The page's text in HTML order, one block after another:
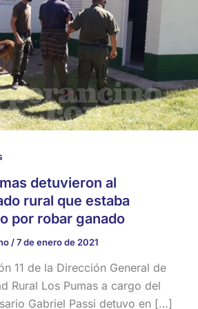
detuvieron al
rural que estaba
por robar ganado
/7 de enero de 2021
11 de la Dirección General de
Rural Los Pumas a cargo del
Gabriel Passi detuvo en […]